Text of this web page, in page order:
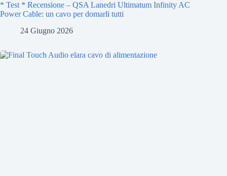
* Test * Recensione – QSA Lanedri Ultimatum Infinity AC
Power Cable: un cavo per domarli tutti
24 Giugno 2026